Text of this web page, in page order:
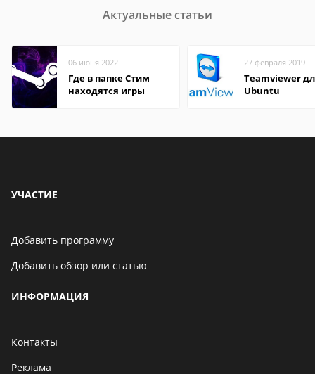
Актуальные статьи
06 июня 2022
Где в папке Стим
находятся игры
27 февраля 2019
Teamviewer
Ubuntu
УЧАСТИЕ
Добавить программу
Добавить обзор или статью
ИНФОРМАЦИЯ
Контакты
Реклама